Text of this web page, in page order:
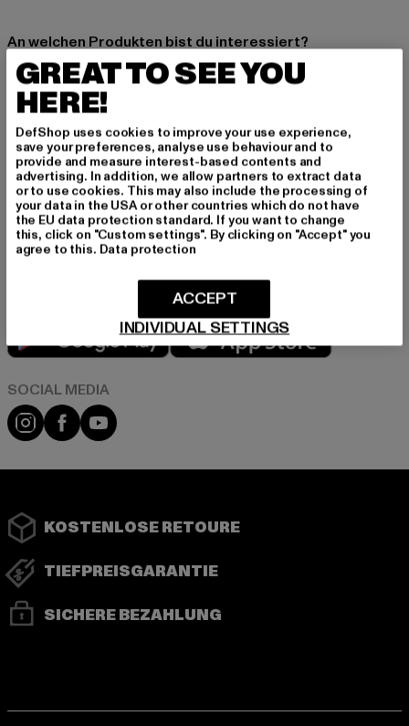
An welchen Produkten bist du interessiert?
MÄNNER
FRAUEN
E-MAIL
ANMELDEN
Informationen dazu, wie DefShop mit Deinen Daten umgeht, findest Du
in unserer Datenschutzerklärung. Du kannst Dich jederzeit kostenfei
abmelden.Datenschutzerklärung lesen.
Play market
Instagram
FacebookYouTube
KOSTENLOSE RETOURE
TIEFPREISGARANTIE
SICHERE BEZAHLUNG
GREAT TO SEE YOU
HERE!
DefShop uses cookies to improve your use experience,
save your preferences, analyse use behaviour and to
provide and measure interest-based contents and
advertising. In addition, we allow partners to extract data
or to use cookies. This may also include the processing of
your data in the USA or other countries which do not have
the EU data protection standard. If you want to change
this, click on "Custom settings". By clicking on "Accept" you
agree to this. Data protection
INDIVIDUAL SETTINGS
ACCEPT